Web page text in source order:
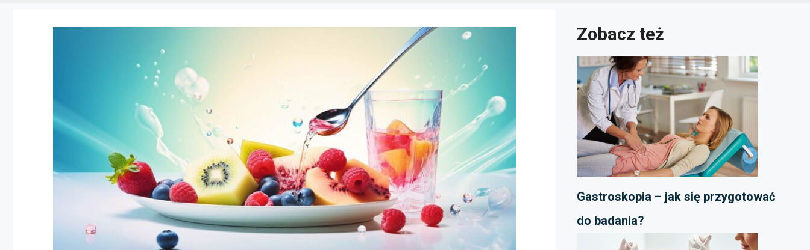
Zobacz też
Gastroskopia – jak się przygotować
do badania?